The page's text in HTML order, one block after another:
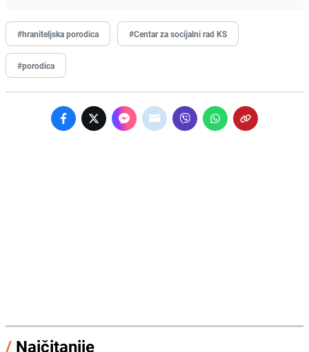
#hraniteljska porodica #Centar za socijalni rad KS
#porodica
/ Najčitanije